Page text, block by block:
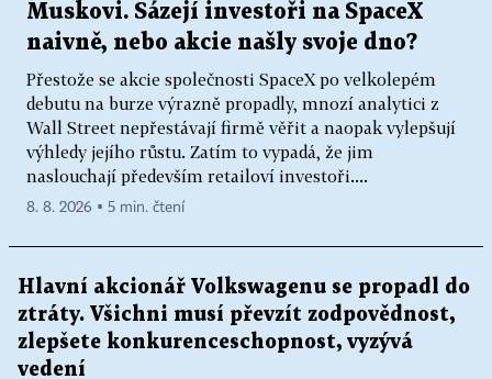
Muskovi. Sázejí investoři na SpaceX
naivně, nebo akcie našly svoje dno?
Přestože se akcie společnosti SpaceX po velkolepém
debutu na burze výrazně propadly, mnozí analytici z
Wall Street nepřestávají firmě věřit a naopak vylepšují
výhledy jejího růstu. Zatím to vypadá, že jim
naslouchají především retailoví investoři....
8. 8. 2026 ▪ 5 min. čtení
Hlavní akcionář Volkswagenu se propadl do
ztráty. Všichni musí převzít zodpovědnost,
zlepšete konkurenceschopnost, vyzývá
vedení